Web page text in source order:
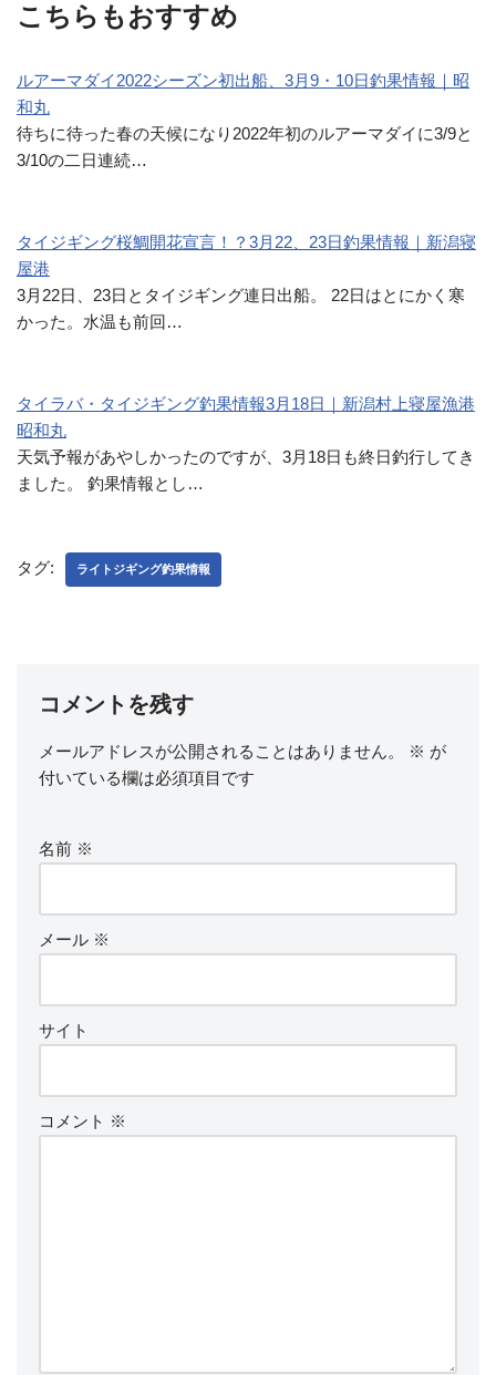
こちらもおすすめ
ルアーマダイ2022シーズン初出船、3月9・10日釣果情報｜昭
和丸
待ちに待った春の天候になり2022年初のルアーマダイに3/9と
3/10の二日連続…
タイジギング桜鯛開花宣言！？3月22、23日釣果情報｜新潟寝
屋港
3月22日、23日とタイジギング連日出船。 22日はとにかく寒
かった。水温も前回…
タイラバ・タイジギング釣果情報3月18日｜新潟村上寝屋漁港
昭和丸
天気予報があやしかったのですが、3月18日も終日釣行してき
ました。 釣果情報とし…
タグ: ライトジギング釣果情報
コメントを残す
メールアドレスが公開されることはありません。 ※ が
付いている欄は必須項目です
名前 ※
メール ※
サイト
コメント ※